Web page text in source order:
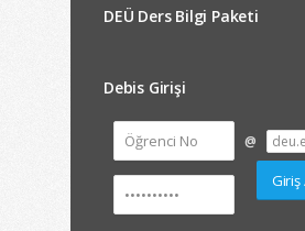
DEÜ Ders Bilgi Paketi
Debis Girişi
@